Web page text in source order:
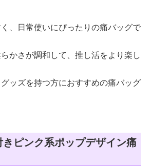
、日常使いにぴったりの痛バッグで
かさが調和して、推し活をより楽し
ッズを持つ方におすすめの痛バッグ
ピンク系ポップデザイン痛